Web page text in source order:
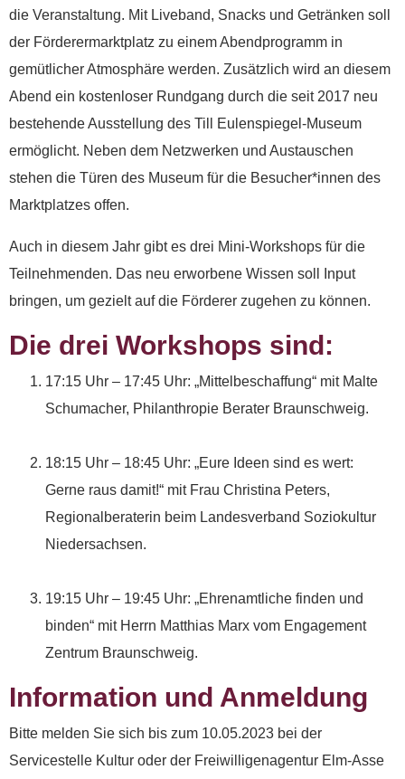
die Veranstaltung. Mit Liveband, Snacks und Getränken soll
der Förderermarktplatz zu einem Abendprogramm in
gemütlicher Atmosphäre werden. Zusätzlich wird an diesem
Abend ein kostenloser Rundgang durch die seit 2017 neu
bestehende Ausstellung des Till Eulenspiegel-Museum
ermöglicht. Neben dem Netzwerken und Austauschen
stehen die Türen des Museum für die Besucher*innen des
Marktplatzes offen.
Auch in diesem Jahr gibt es drei Mini-Workshops für die
Teilnehmenden. Das neu erworbene Wissen soll Input
bringen, um gezielt auf die Förderer zugehen zu können.
Die drei Workshops sind:
17:15 Uhr – 17:45 Uhr: „Mittelbeschaffung“ mit Malte
Schumacher, Philanthropie Berater Braunschweig.
18:15 Uhr – 18:45 Uhr: „Eure Ideen sind es wert:
Gerne raus damit!“ mit Frau Christina Peters,
Regionalberaterin beim Landesverband Soziokultur
Niedersachsen.
19:15 Uhr – 19:45 Uhr: „Ehrenamtliche finden und
binden“ mit Herrn Matthias Marx vom Engagement
Zentrum Braunschweig.
Information und Anmeldung
Bitte melden Sie sich bis zum 10.05.2023 bei der
Servicestelle Kultur oder der Freiwilligenagentur Elm-Asse
Wenn Sie uns Spenden
zukommen lassen
diese Kontodaten:
Inhaber: AWO-
Freiwilligenagentur
0152 0278 35
BIC: NOLADE2HXXX
Wunsch auch eine
Spendenquittung
Kontakt:
38300 Wolfenbüttel
s.baranowski [at] freiwillig-
engagiert.de